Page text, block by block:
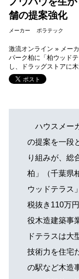
舗の提案強化
メーカー ポラテック
激流オンライン » メー
パーク柏に「柏ウッド
し、ドラッグストアに
ハウスメー
の提案を一段
り組みが、総
柏」（千葉県
ウッドテラス
税抜き110万
役木造建築事
ドテラスは大
技術力を住宅
の駅など木造